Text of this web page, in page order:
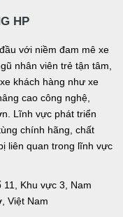
HP
với niềm đam mê xe
nhân viên trẻ tận tâm,
khách hàng như xe
cao công nghệ,
Lĩnh vực phát triển
chính hãng, chất
liên quan trong lĩnh vực
Khu vực 3, Nam
Việt Nam